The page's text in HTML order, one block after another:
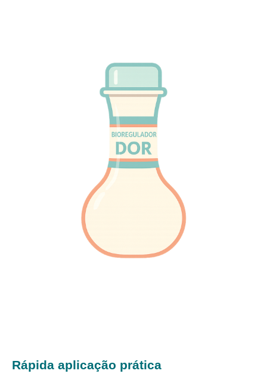
Rápida aplicação prática